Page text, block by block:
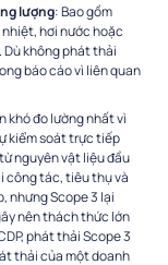
lượng: Bao gồm
hơi nước hoặc
Dù không phát thải
báo cáo vì liên quan
khó đo lường nhất vì
kiểm soát trực tiếp
nguyên vật liệu đầu
công tác, tiêu thụ và
nhưng Scope 3 lại
nên thách thức lớn
phát thải Scope 3
thải của một doanh